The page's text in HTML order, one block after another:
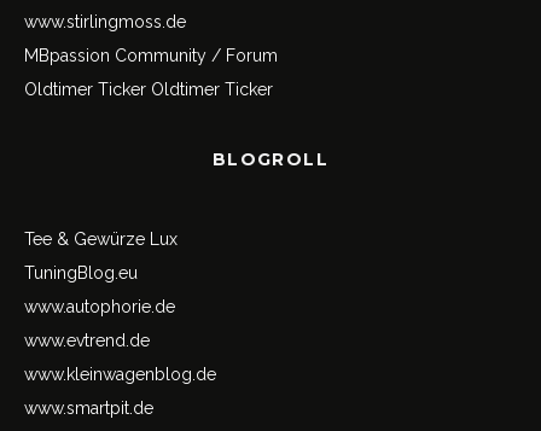
www.stirlingmoss.de
MBpassion Community / Forum
Oldtimer Ticker Oldtimer Ticker
BLOGROLL
Tee & Gewürze Lux
TuningBlog.eu
www.autophorie.de
www.evtrend.de
www.kleinwagenblog.de
www.smartpit.de